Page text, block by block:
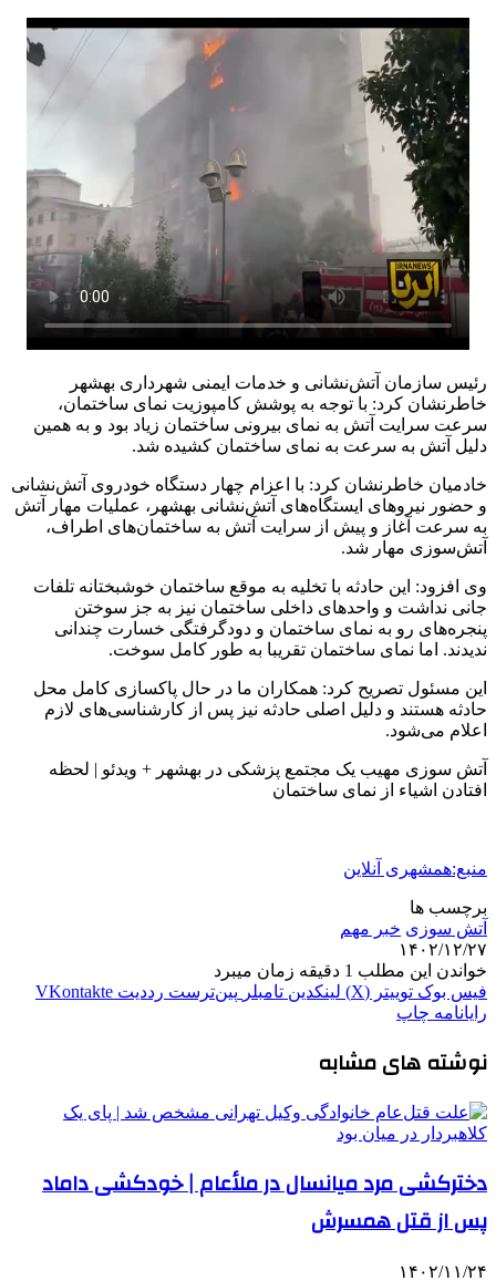
رئیس سازمان آتش‌نشانی و خدمات ایمنی شهرداری بهشهر
خاطرنشان کرد: با توجه به پوشش کامپوزیت نمای ساختمان،
سرعت سرایت آتش به نمای بیرونی ساختمان زیاد بود و به همین
دلیل آتش به سرعت به نمای ساختمان کشیده شد.
خادمیان خاطرنشان کرد: با اعزام چهار دستگاه خودروی آتش‌نشانی
و حضور نیروهای ایستگاه‌های آتش‌نشانی بهشهر، عملیات مهار آتش
به سرعت آغاز و پیش از سرایت آتش به ساختمان‌های اطراف،
آتش‌سوزی مهار شد.
وی افزود: این حادثه با تخلیه به موقع ساختمان خوشبختانه تلفات
جانی نداشت و واحدهای داخلی ساختمان نیز به جز سوختن
پنجره‌های رو به نمای ساختمان و دودگرفتگی خسارت چندانی
ندیدند. اما نمای ساختمان تقریبا به طور کامل سوخت.
این مسئول تصریح کرد: همکاران ما در حال پاکسازی کامل محل
حادثه هستند و دلیل اصلی حادثه نیز پس از کارشناسی‌های لازم
اعلام می‌شود.
آتش سوزی مهیب یک مجتمع پزشکی در بهشهر + ویدئو | لحظه
افتادن اشیاء از نمای ساختمان
منبع:همشهری آنلاین
برچسب ها
آتش‌ سوزی خبر مهم
۱۴۰۲/۱۲/۲۷
خواندن این مطلب 1 دقیقه زمان میبرد
فیس بوک توییتر (X) لینکدین ‫تامبلر ‫پین‌ترست ‫رددیت ‫VKontakte
رایانامه چاپ
نوشته های مشابه
دخترکشی مرد میانسال در ملأعام | خودکشی داماد
پس از قتل همسرش
۱۴۰۲/۱۱/۲۴